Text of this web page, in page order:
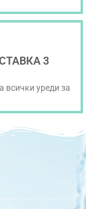
3
всички уреди за